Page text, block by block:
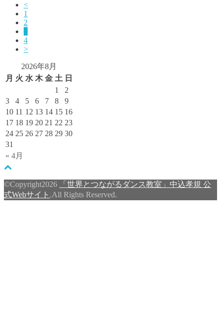
<
1
2
4
>
2026年8月
月 火 水 木 金 土 日
« 4月
1
2
3
4 5 6 7 8
9
10 11 12 13 14 15 16
17 18 19 20 21 22 23
24 25 26 27 28 29 30
31
©Copyright2026
「世界とつながるダンス教室」中込孝規 公
式Webサイト .All Rights Reserved.